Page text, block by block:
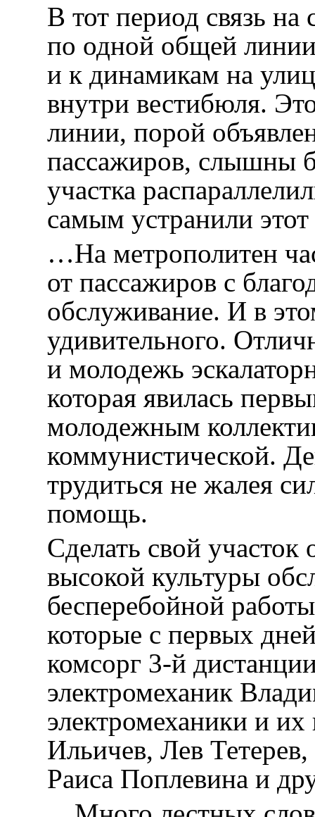
В тот период связь на
по одной общей
и к динамикам на
внутри вестибюля.
линии, порой
пассажиров, слышны
участка
самым устранили
…На метрополитен
от пассажиров с
обслуживание. И в
удивительного.
и молодежь
которая явилась
молодежным
коммунистической.
трудиться не жалея
помощь.
Сделать свой
высокой культуры
бесперебойной
которые с первых
комсорг 3-й
электромеханик
электромеханики и
Ильичев, Лев
Раиса Поплевина и